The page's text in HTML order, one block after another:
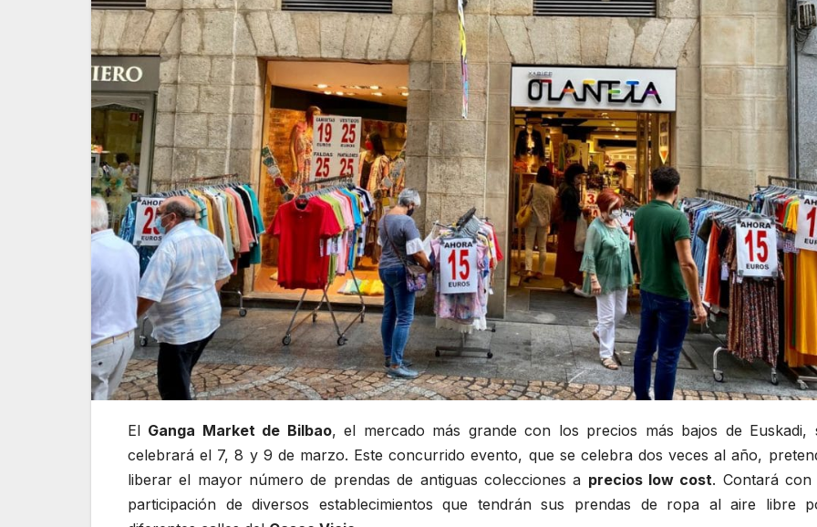
El Ganga Market de Bilbao, el mercado más grande con los precios más bajos de Euskadi,
celebrará el 7, 8 y 9 de marzo. Este concurrido evento, que se celebra dos veces al año,
liberar el mayor número de prendas de antiguas colecciones a precios low cost. Contará con
participación de diversos establecimientos que tendrán sus prendas de ropa al aire libre